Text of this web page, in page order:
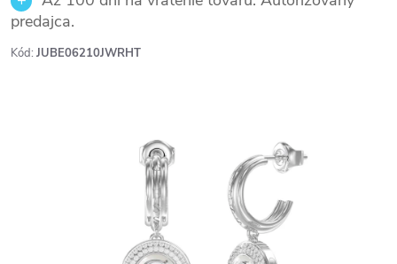
predajca.
Kód: JUBE06210JWRHT